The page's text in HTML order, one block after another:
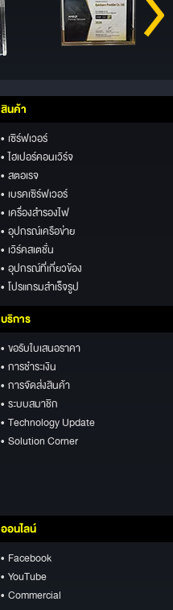
สินค้า
• เซิร์ฟเวอร์
• ไฮเปอร์คอนเวิร์จ
• สตอเรจ
• เบรคเซิร์ฟเวอร์
• เครื่องสำรองไฟ
• อุปกรณ์เครือข่าย
• เวิร์คสเตชั่น
• อุปกรณ์ที่เกี่ยวข้อง
• โปรแกรมสำเร็จรูป
บริการ
• ขอรับใบเสนอราคา
• การชำระเงิน
• การจัดส่งสินค้า
• ระบบสมาชิก
• Technology Update
• Solution Corner
ออนไลน์
• Facebook
• YouTube
• Commercial